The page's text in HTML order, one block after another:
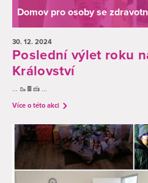
Domov pro osoby se
30. 12. 2024
Poslední výlet roku
Království
... 🥾🍫🍰 ...
Více o této akci